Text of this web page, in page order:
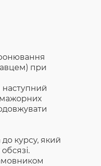
при
наступний
мажорних
до курсу, який